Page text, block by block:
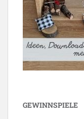
GEWINNSPIELE